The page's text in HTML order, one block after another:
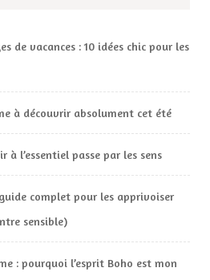
de vacances : 10 idées chic pour les
à découvrir absolument cet été
à l’essentiel passe par les sens
complet pour les apprivoiser
sensible)
: pourquoi l’esprit Boho est mon